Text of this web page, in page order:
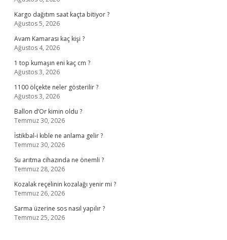
Kargo dağıtım saat kaçta bitiyor ?
Ağustos 5, 2026
Avam Kamarası kaç kişi ?
Ağustos 4, 2026
1 top kumaşın eni kaç cm ?
Ağustos 3, 2026
1100 ölçekte neler gösterilir ?
Ağustos 3, 2026
Ballon d’Or kimin oldu ?
Temmuz 30, 2026
İstikbal-i kıble ne anlama gelir ?
Temmuz 30, 2026
Su arıtma cihazında ne önemli ?
Temmuz 28, 2026
Kozalak reçelinin kozalağı yenir mi ?
Temmuz 26, 2026
Sarma üzerine sos nasıl yapılır ?
Temmuz 25, 2026